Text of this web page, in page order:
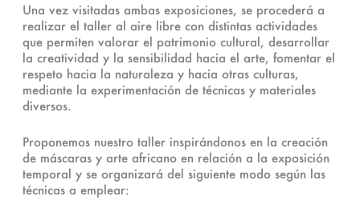
Una vez visitadas ambas exposiciones, se procederá a
realizar el taller al aire libre con distintas actividades
que permiten valorar el patrimonio cultural, desarrollar
la creatividad y la sensibilidad hacia el arte, fomentar el
respeto hacia la naturaleza y hacia otras culturas,
mediante la experimentación de técnicas y materiales
diversos.
Proponemos nuestro taller inspirándonos en la creación
de máscaras y arte africano en relación a la exposición
temporal y se organizará del siguiente modo según las
técnicas a emplear: